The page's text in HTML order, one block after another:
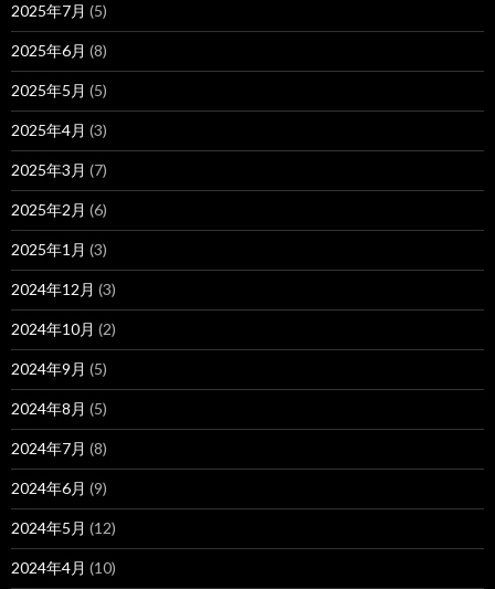
2025年7月 (5)
2025年6月 (8)
2025年5月 (5)
2025年4月 (3)
2025年3月 (7)
2025年2月 (6)
2025年1月 (3)
2024年12月 (3)
2024年10月 (2)
2024年9月 (5)
2024年8月 (5)
2024年7月 (8)
2024年6月 (9)
2024年5月 (12)
2024年4月 (10)